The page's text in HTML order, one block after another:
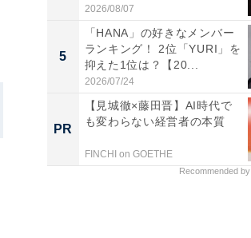
2026/08/07
5
「HANA」の好きなメンバー
ランキング！ 2位「YURI」を
抑えた1位は？【20...
2026/07/24
PR
【見城徹×藤田晋】AI時代で
も変わらない経営者の本質
FINCHI on GOETHE
Recommended by